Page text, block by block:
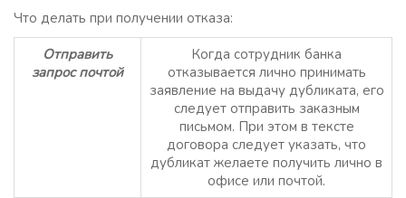
Что делать при получении отказа:
Отправить
запрос почтой
Когда сотрудник банка
отказывается лично принимать
заявление на выдачу дубликата, его
следует отправить заказным
письмом. При этом в тексте
договора следует указать, что
дубликат желаете получить лично в
офисе или почтой.